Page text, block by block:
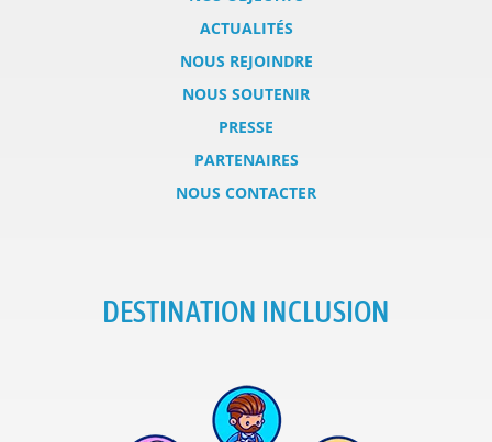
ACTUALITÉS
NOUS REJOINDRE
NOUS SOUTENIR
PRESSE
PARTENAIRES
NOUS CONTACTER
DESTINATION INCLUSION